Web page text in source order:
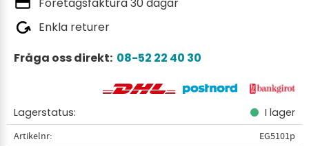
Enkla returer
Fråga oss direkt: 08-52 22 40 30
Lagerstatus I lager
Artikelnr
EG5101p